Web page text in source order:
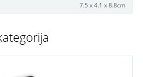
7.5 x 4.1 x 8.8cm